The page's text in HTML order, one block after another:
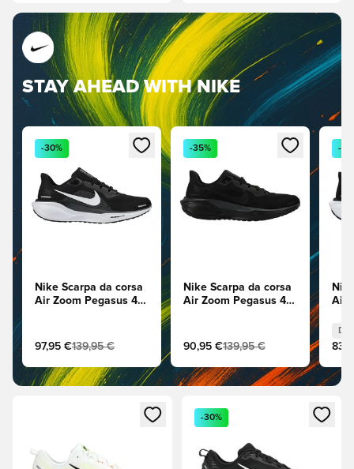
Apre una finestra modale per accedere o registrarsi come
-30%
Nike Scarpa da corsa
Air Zoom Pegasus 41 -
97,95 €139,95 €
Apre una finestra modale per
-35%
Nike Scarpa da corsa
Air Zoom Pegasus 41 -
90,95 €139,95 €
-
Air
STAY AHEAD WITH NIKE
Apre una finestra modale per accedere o registrarsi come
Apre una finestra modale
-30%